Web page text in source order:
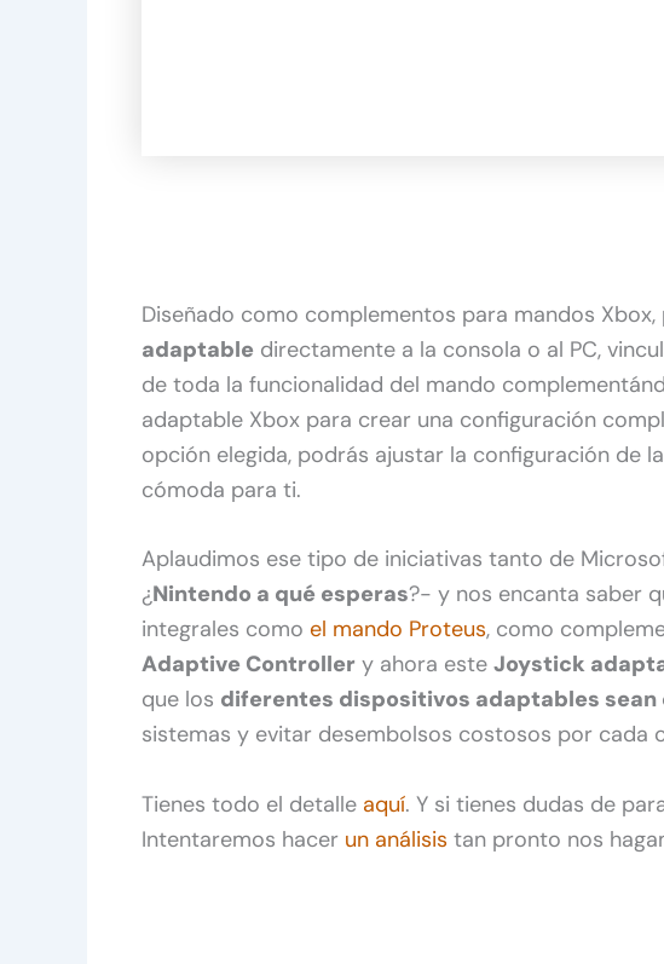
Diseñado como complementos para mandos
adaptable directamente a la consola o al PC,
de toda la funcionalidad del mando
adaptable Xbox para crear una configuración
opción elegida, podrás ajustar la configuración de
cómoda para ti.
Aplaudimos ese tipo de iniciativas tanto de
¿Nintendo a qué esperas?- y nos encanta saber
integrales como el mando Proteus, como
Adaptive Controller y ahora este Joystick
que los diferentes dispositivos adaptables
sistemas y evitar desembolsos costosos por cada
Tienes todo el detalle aquí. Y si tienes dudas de
Intentaremos hacer un análisis tan pronto nos